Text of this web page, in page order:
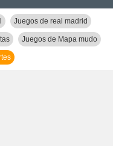
Juegos de real madrid
Juegos de Mapa mudo